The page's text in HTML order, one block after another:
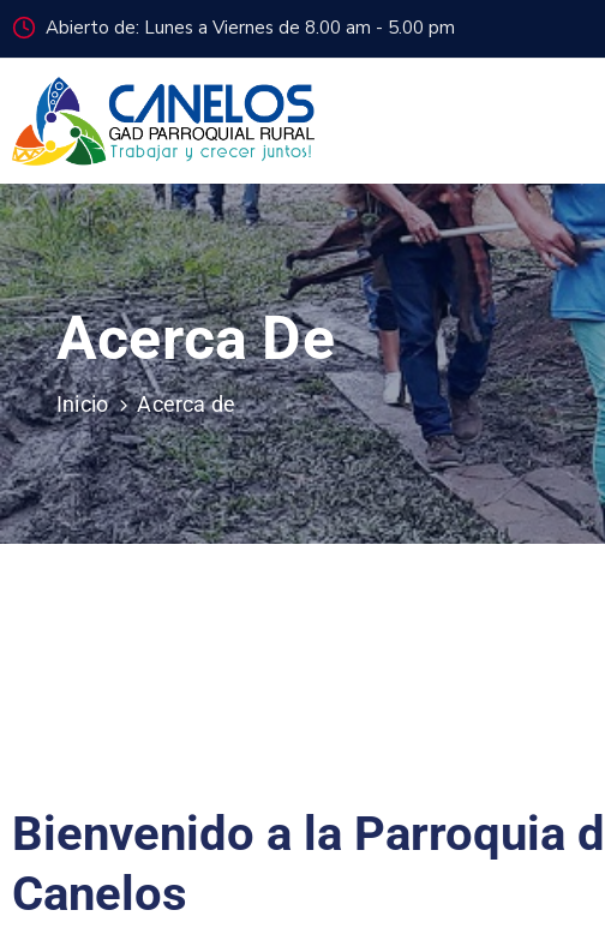
Abierto de: Lunes a Viernes de 8.00 am - 5.00 pm
Acerca De
Inicio Acerca de
Bienvenido a la Parroquia
Canelos